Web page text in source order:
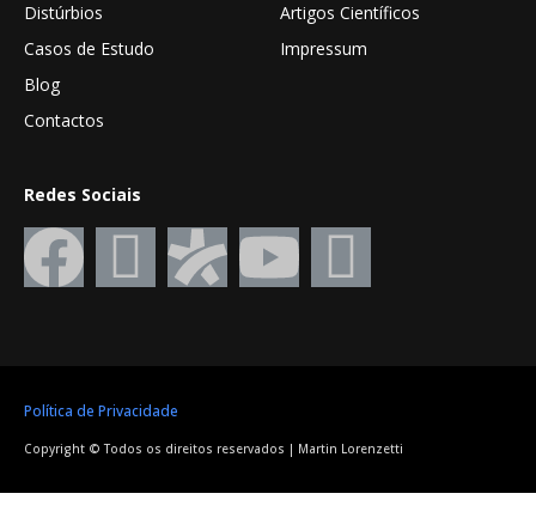
Distúrbios
Casos de Estudo
Blog
Contactos
Artigos Científicos
Impressum
Redes Sociais
Política de Privacidade
Copyright © Todos os direitos reservados | Martin Lorenzetti